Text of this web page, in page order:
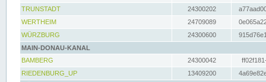
TRUNSTADT
24300202
WERTHEIM
24709089
WÜRZBURG
24300600
MAIN-DONAU-KANAL
BAMBERG
24300042
RIEDENBURG_UP
13409200